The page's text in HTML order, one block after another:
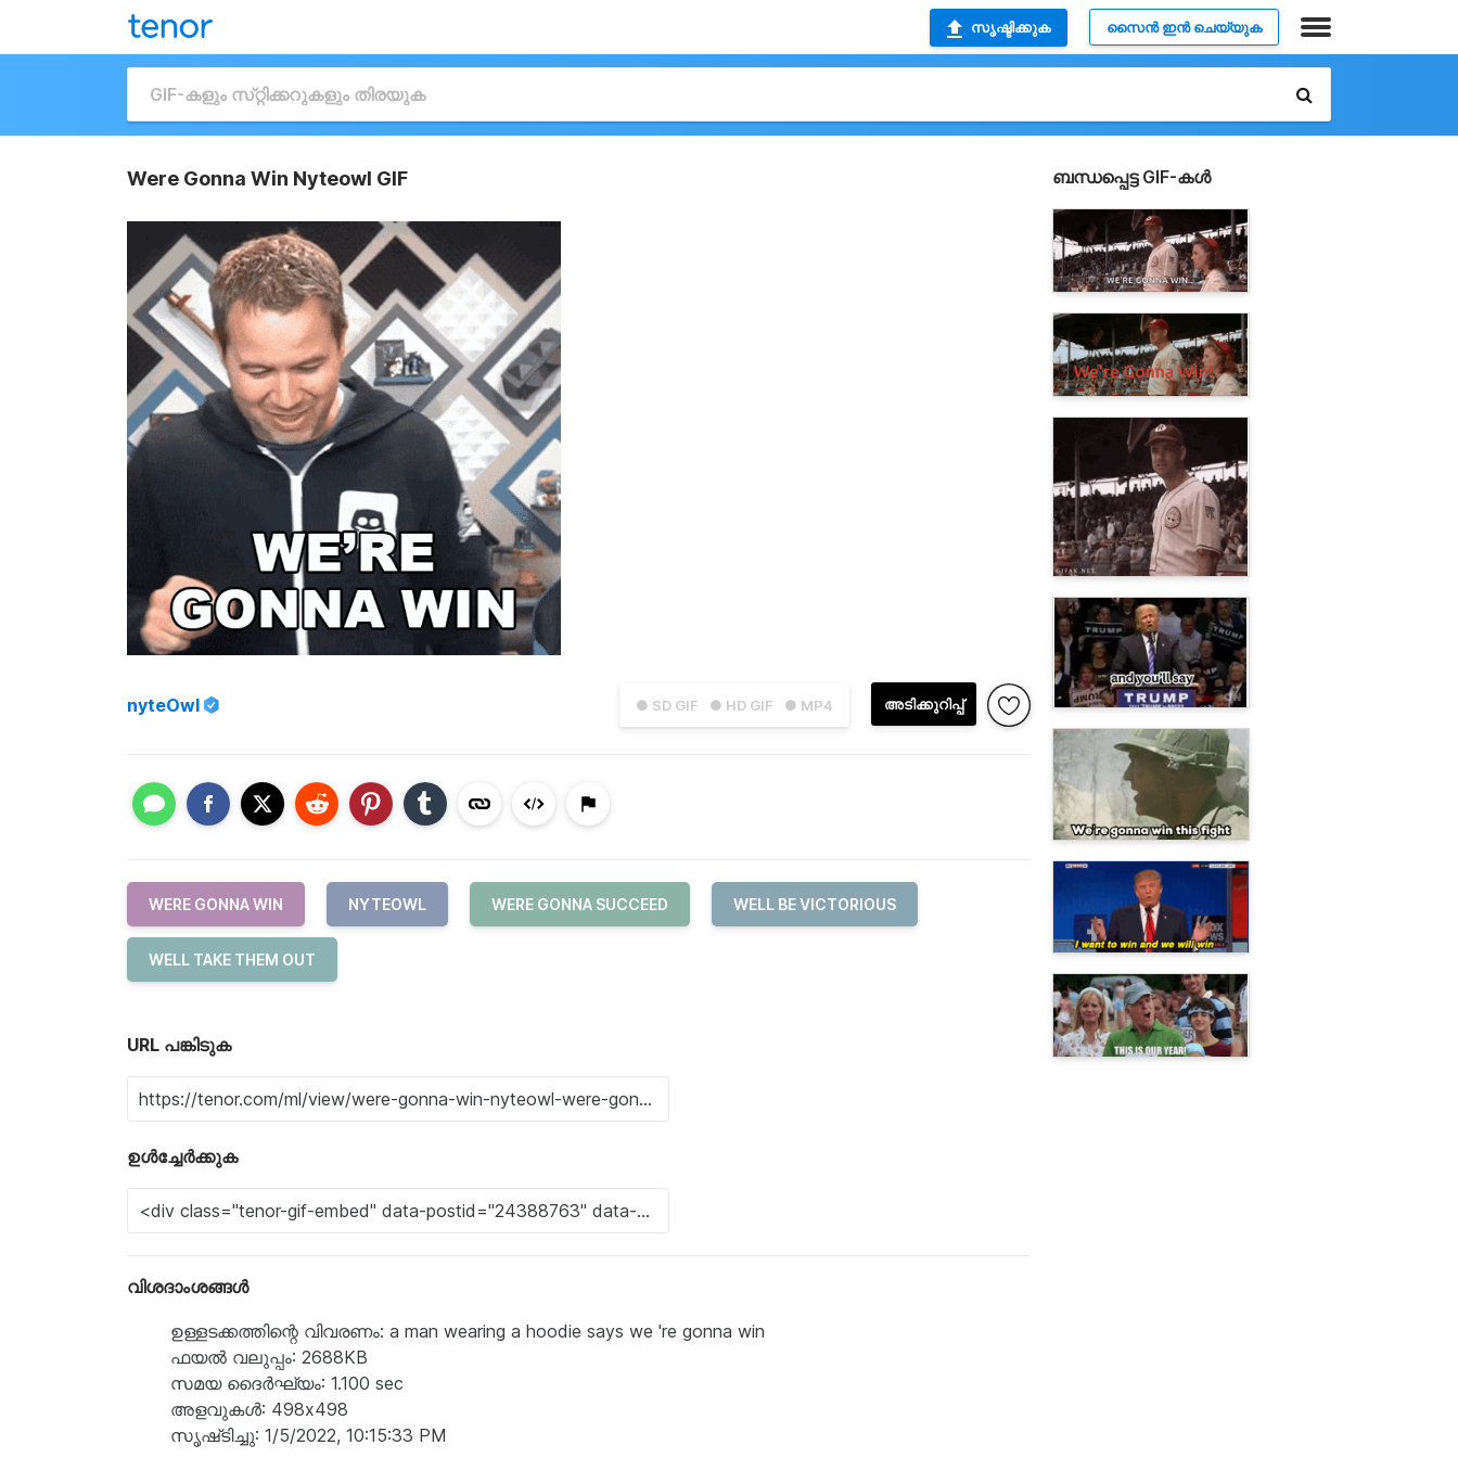
സൃഷ്ടിക്കുക സൈൻ ഇൻ ചെയ്യുക
Were Gonna Win Nyteowl GIF
● SD GIF ● HD GIF ● MP4 അടിക്കുറിപ്പ്
nyteOwl
WERE GONNA WIN NYTEOWL WERE GONNA SUCCEED WELL BE VICTORIOUS
WELL TAKE THEM OUT
URL പങ്കിടുക
ഉൾച്ചേർക്കുക
വിശദാംശങ്ങൾ
ഉള്ളടക്കത്തിന്റെ വിവരണം: a man wearing a hoodie says we 're gonna win
ഫയൽ വലുപ്പം: 2688KB
സമയ ദൈർഘ്യം: 1.100 sec
അളവുകൾ: 498x498
സൃഷ്‌ടിച്ചു: 1/5/2022, 10:15:33 PM
ബന്ധപ്പെട്ട GIF-കൾ